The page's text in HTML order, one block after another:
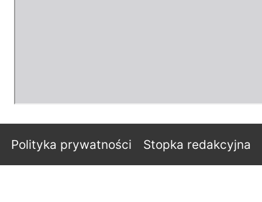
Polityka prywatności Stopka redakcyjna